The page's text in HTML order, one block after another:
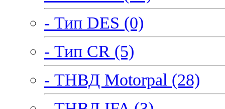
- Тип DES (0)
- Тип CR (5)
- ТНВД Motorpal (28)